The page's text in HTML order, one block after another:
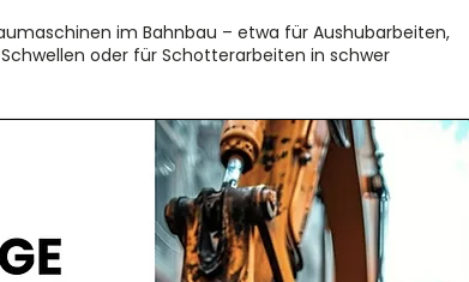
im Bahnbau – etwa für Aushubarbeiten,
oder für Schotterarbeiten in schwer